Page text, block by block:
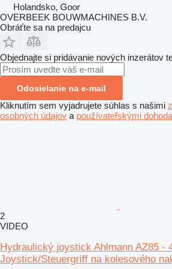
Holandsko, Goor
OVERBEEK BOUWMACHINES B.V.
Obráťte sa na predajcu
Objednajte si pridávanie nových inzerátov
Odosielanie na e-mail
Kliknutím sem vyjadrujete súhlas s našimi
osobných údajov a používateľskými
2
VIDEO
Hydraulický joystick Ahlmann AZ85 -
Joystick/Steuergriff na kolesového